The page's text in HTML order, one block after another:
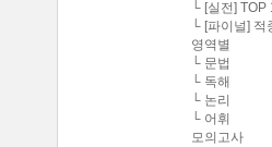
연세대
건국대
성균관대
중앙대
└ [실전] TOP
└ [파이널] 적
영역별
└ 문법
└ 독해
└ 논리
└ 어휘
모의고사